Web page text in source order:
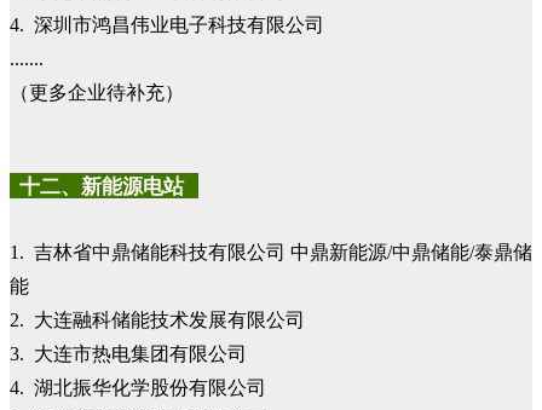
4. 深圳市鸿昌伟业电子科技有限公司
.......
（更多企业待补充）
十二、新能源电站
1. 吉林省中鼎储能科技有限公司 中鼎新能源/中鼎储能/泰鼎储
能
2. 大连融科储能技术发展有限公司
3. 大连市热电集团有限公司
4. 湖北振华化学股份有限公司